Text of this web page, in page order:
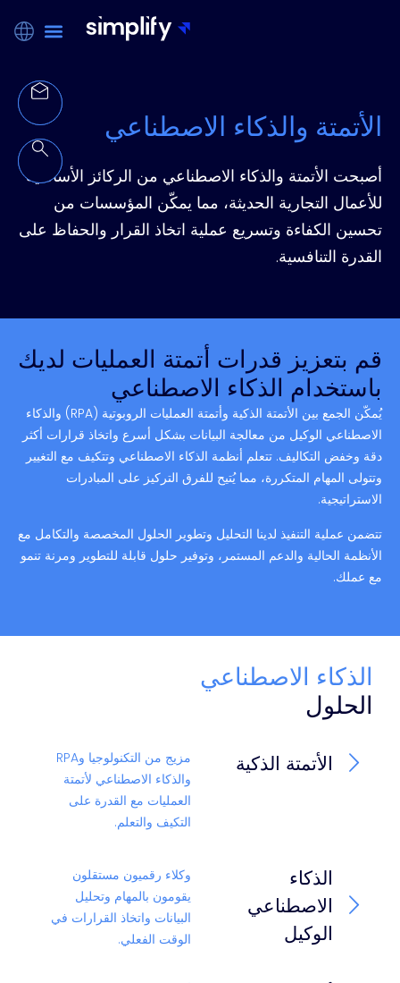
الأتمتة والذكاء الاصطناعي
أصبحت الأتمتة والذكاء الاصطناعي من الركائز الأساسية
للأعمال التجارية الحديثة، مما يمكّن المؤسسات من
تحسين الكفاءة وتسريع عملية اتخاذ القرار والحفاظ على
القدرة التنافسية.
قم بتعزيز قدرات أتمتة العمليات لديك
باستخدام الذكاء الاصطناعي
يُمكّن الجمع بين الأتمتة الذكية وأتمتة العمليات الروبوتية (RPA) والذكاء
الاصطناعي الوكيل من معالجة البيانات بشكل أسرع واتخاذ قرارات أكثر
دقة وخفض التكاليف. تتعلم أنظمة الذكاء الاصطناعي وتتكيف مع التغيير
وتتولى المهام المتكررة، مما يُتيح للفرق التركيز على المبادرات
الاستراتيجية.
تتضمن عملية التنفيذ لدينا التحليل وتطوير الحلول المخصصة والتكامل مع
الأنظمة الحالية والدعم المستمر، وتوفير حلول قابلة للتطوير ومرنة تنمو
مع عملك.
الذكاء الاصطناعي
الحلول
الأتمتة الذكية
مزيج من التكنولوجيا وRPA
والذكاء الاصطناعي لأتمتة
العمليات مع القدرة على
التكيف والتعلم.
الذكاء
الاصطناعي
الوكيل
وكلاء رقميون مستقلون
يقومون بالمهام وتحليل
البيانات واتخاذ القرارات في
الوقت الفعلي.